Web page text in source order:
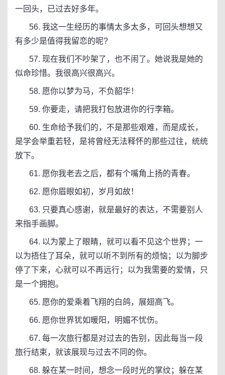
一回头，已过去好多年。
56. 我这一生经历的事情太多太多，可回头想想又
有多少是值得我留恋的呢?
57. 现在我们不吵架了，也不闹了。她说我是她的
似命珍惜。我很高兴很高兴。
58. 愿你以梦为马，不负韶华！
59. 你要走，请把我打包放进你的行李箱。
60. 生命给予我们的，不是那些艰难，而是成长，
是学会举重若轻，是将曾经无法释怀的那些过往，统统
放下。
61. 愿你我老去之后，都有个嘴角上扬的青春。
62. 愿你眉眼如初，岁月如故！
63. 只要真心感谢，就是最好的表达，不需要别人
来指手画脚。
64. 以为蒙上了眼睛，就可以看不见这个世界；一
以为捂住了耳朵，就可以听不到所有的烦恼；以为脚步
停了下来，心就可以不再远行；以为我需要的爱情，只
是一个拥抱。
65. 愿你的爱乘着飞翔的白鸽，展翅高飞。
66. 愿你世界犹如暖阳，明媚不忧伤。
67. 每一次旅行都是对过去的告别，因此每当一段
旅行结束，就该展现与过去不同的你。
68. 躲在某一时间，想念一段时光的掌纹；躲在某